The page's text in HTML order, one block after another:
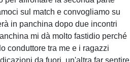
sul match e convogliamo su
in panchina dopo due incontri
mi dà molto fastidio perché
conduttore tra me e i ragazzi
da fuori, un'altra far sentire